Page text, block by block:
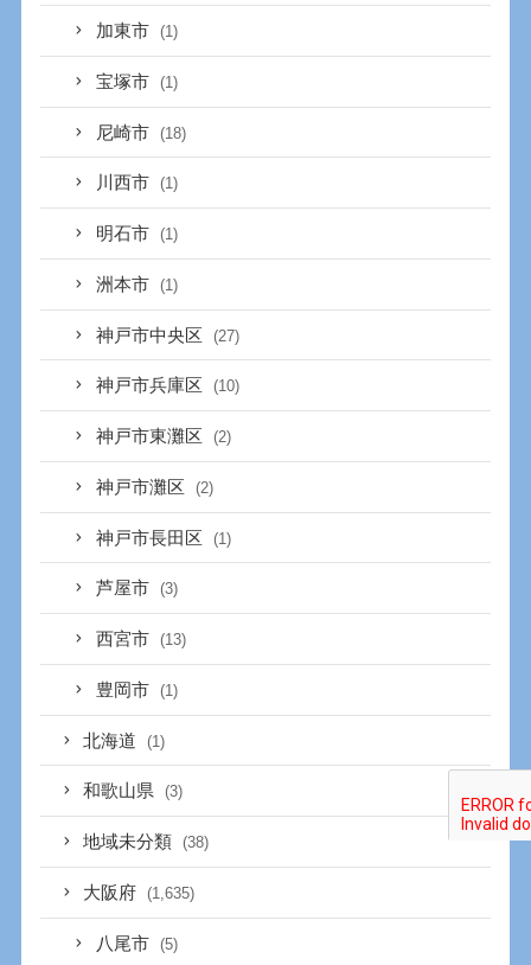
加東市 (1)
宝塚市 (1)
尼崎市 (18)
川西市 (1)
明石市 (1)
洲本市 (1)
神戸市中央区 (27)
神戸市兵庫区 (10)
神戸市東灘区 (2)
神戸市灘区 (2)
神戸市長田区 (1)
芦屋市 (3)
西宮市 (13)
豊岡市 (1)
北海道 (1)
和歌山県 (3)
地域未分類 (38)
大阪府 (1,635)
八尾市 (5)